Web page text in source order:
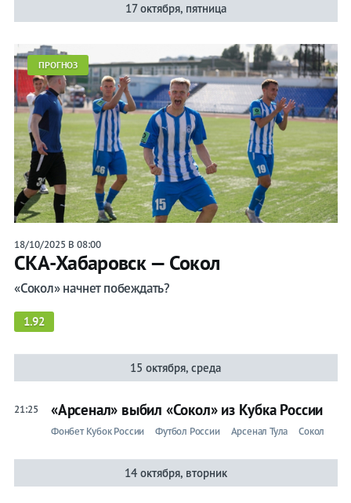
17 октября, пятница
ПРОГНОЗ
18/10/2025 В 08:00
СКА-Хабаровск — Сокол
«Сокол» начнет побеждать?
1.92
15 октября, среда
21:25 «Арсенал» выбил «Сокол» из Кубка России
Фонбет Кубок России Футбол России Арсенал Тула Сокол
14 октября, вторник